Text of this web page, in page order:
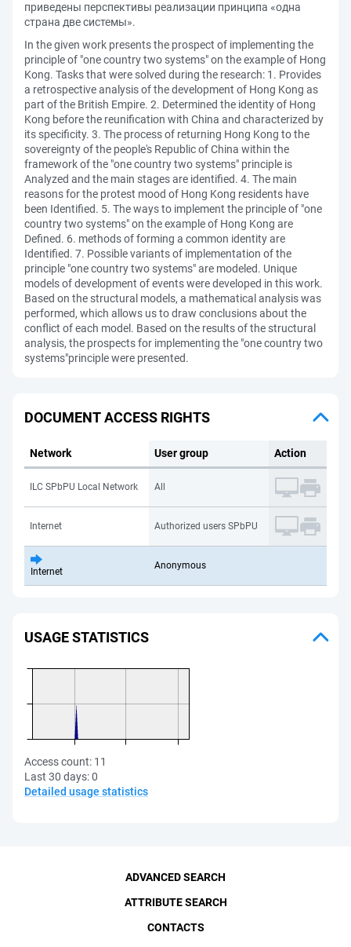
приведены перспективы реализации принципа «одна
страна две системы».
In the given work presents the prospect of implementing the
principle of "one country two systems" on the example of Hong
Kong. Tasks that were solved during the research: 1. Provides
a retrospective analysis of the development of Hong Kong as
part of the British Empire. 2. Determined the identity of Hong
Kong before the reunification with China and characterized by
its specificity. 3. The process of returning Hong Kong to the
sovereignty of the people's Republic of China within the
framework of the "one country two systems" principle is
Analyzed and the main stages are identified. 4. The main
reasons for the protest mood of Hong Kong residents have
been Identified. 5. The ways to implement the principle of "one
country two systems" on the example of Hong Kong are
Defined. 6. methods of forming a common identity are
Identified. 7. Possible variants of implementation of the
principle "one country two systems" are modeled. Unique
models of development of events were developed in this work.
Based on the structural models, a mathematical analysis was
performed, which allows us to draw conclusions about the
conflict of each model. Based on the results of the structural
analysis, the prospects for implementing the "one country two
systems"principle were presented.
DOCUMENT ACCESS RIGHTS
Network User group Action
ILC SPbPU Local Network All
Internet Authorized users SPbPU
Internet
Anonymous
USAGE STATISTICS
Access count: 11
Last 30 days:0
Detailed usage statistics
ADVANCED SEARCH
ATTRIBUTE SEARCH
CONTACTS